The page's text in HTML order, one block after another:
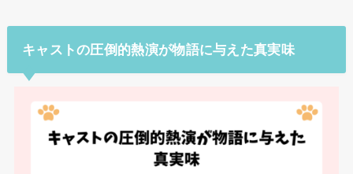
キャストの圧倒的熱演が物語に与えた真実味